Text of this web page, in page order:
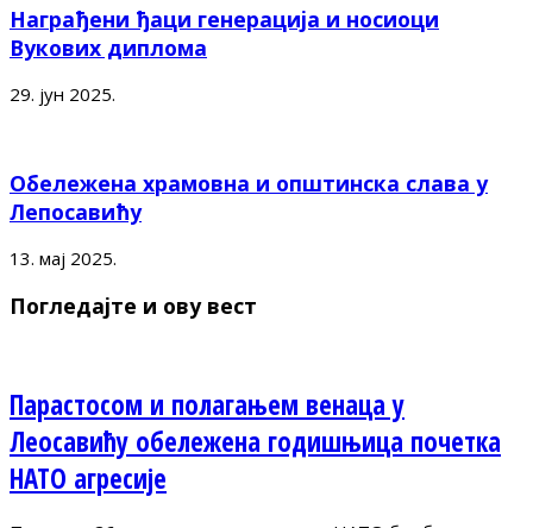
Награђени ђаци генерација и носиоци
Вукових диплома
29. јун 2025.
Обележена храмовна и општинска слава у
Лепосавићу
13. мај 2025.
Погледајте и ову вест
Парастосом и полагањем венаца у
Леосавићу обележена годишњица почетка
НАТО агресије